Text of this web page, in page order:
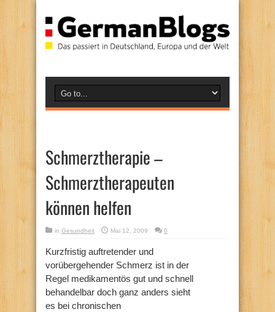
Schmerztherapie –
Schmerztherapeuten
können helfen
in Gesundheit Mai 12, 2009 0
Kurzfristig auftretender und
vorübergehender Schmerz ist in der
Regel medikamentös gut und schnell
behandelbar doch ganz anders sieht
es bei chronischen